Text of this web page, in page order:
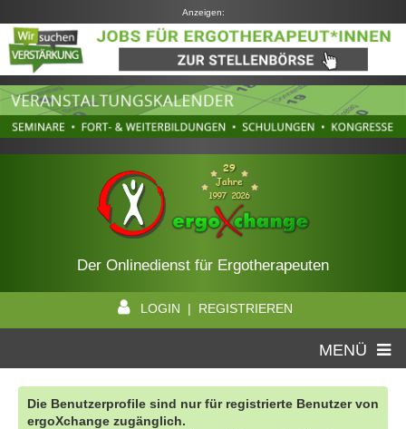
Anzeigen:
Der Onlinedienst für Ergotherapeuten
LOGIN | REGISTRIEREN
MENÜ
Die Benutzerprofile sind nur für registrierte Benutzer von
ergoXchange zugänglich.